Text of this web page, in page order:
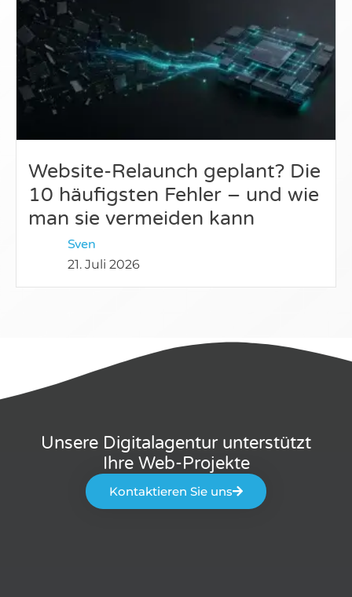
Website-Relaunch geplant? Die
10 häufigsten Fehler – und wie
man sie vermeiden kann
Sven
21. Juli 2026
Unsere Digitalagentur unterstützt
Ihre Web-Projekte
Kontaktieren Sie uns